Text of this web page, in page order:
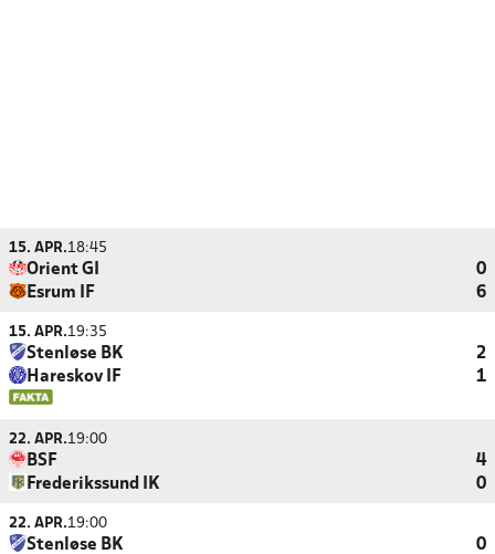
15. APR.18:45
Orient GI
0
Esrum IF
6
15. APR.19:35
Stenløse BK
2
Hareskov IF
1
22. APR.19:00
BSF
4
Frederikssund IK
0
22. APR.19:00
Stenløse BK
0